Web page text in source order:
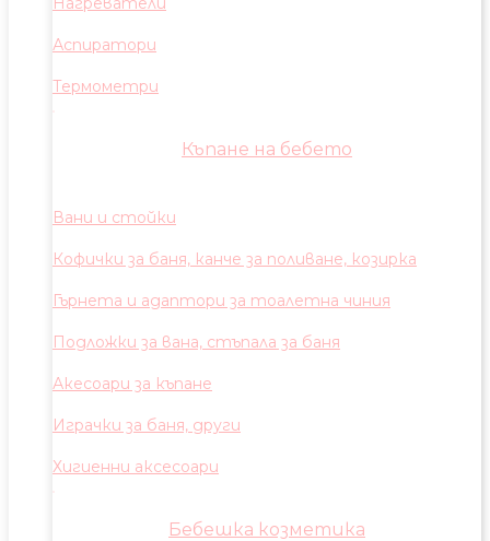
Аспиратори
Термометри
Къпане на бебето
Вани и стойки
Кофички за баня, канче за поливане, козирка
Гърнета и адаптори за тоалетна чиния
Подложки за вана, стъпала за баня
Акесоари за къпане
Играчки за баня, други
Хигиенни аксесоари
Бебешка козметика